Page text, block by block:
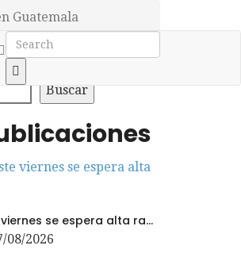
Guatemala
Buscar
¡Protégete! Para este viernes se espera alta radiación solar
08/2026